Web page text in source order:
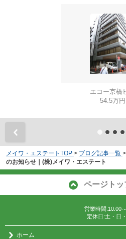
エコー京橋
54.5万円
メイワ・エステートTOP > ブログ記事一覧 >
のお知らせ｜(株)メイワ・エステート
ページトッ
営業時間:10:00
定休日:土・日
ホーム